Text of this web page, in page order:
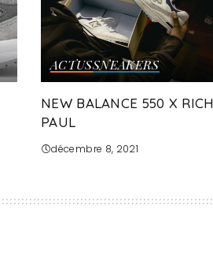
ACTUSSNEAKERS
NEW BALANCE 550 X RICH
PAUL
décembre 8, 2021